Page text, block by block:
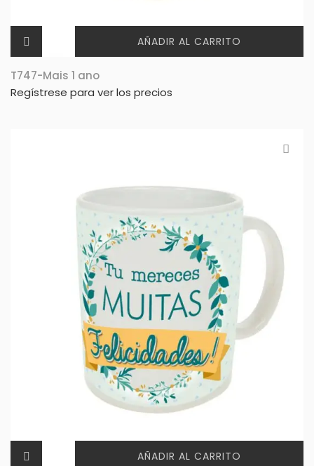
AÑADIR AL CARRITO
T747-Mais 1 ano
Regístrese para ver los precios
AÑADIR AL CARRITO